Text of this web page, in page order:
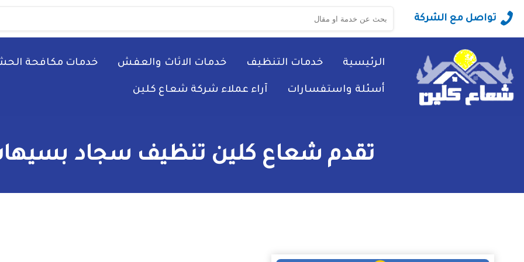
تواصل مع الشركة
البحث
عن:
الرئيسية خدمات التنظيف خدمات الاثاث والعفش خدمات مكافحة
أسئلة واستفسارات آراء عملاء شركة شعاع كلين
تقدم شعاع كلين تنظيف سجاد